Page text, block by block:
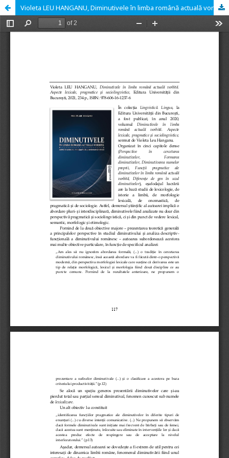
Violeta LEU HANGANU, Diminutivele în limba română actuală vorbită. Aspecte lexicale, pragmatice și sociolingvistice, Editura Universității din București, 2021, 234 p., ISBN: 978-606-16-1237-6